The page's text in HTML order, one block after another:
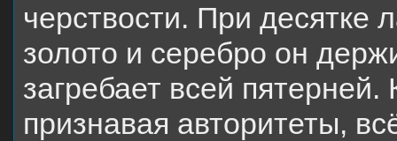
черствости. При десятке
золото и серебро он
загребает всей
признавая авторитеты,